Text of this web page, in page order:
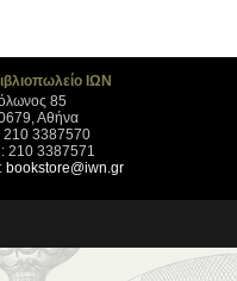
ΙΩΝ
85
Αθήνα
210 3387570
210 3387571
bookstore@iwn.gr